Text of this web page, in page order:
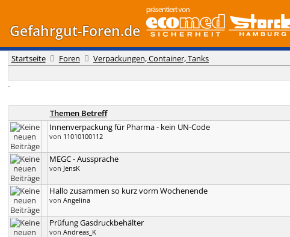
Gefahrgut-Foren.de
Startseite Foren
Verpackungen, Container, Tanks
Themen Betreff
Innenverpackung für Pharma - kein UN-Code
von 11010100112
MEGC - Aussprache
von JensK
Hallo zusammen so kurz vorm Wochenende
von Angelina
Prüfung Gasdruckbehälter
von Andreas_K